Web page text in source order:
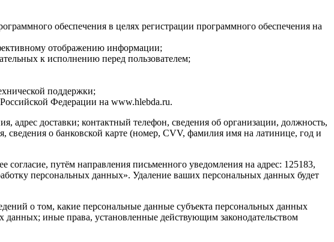
обеспечения в целях регистрации программного обеспечения на
отображению информации;
к исполнению перед пользователем;
поддержки;
Федерации на www.hlebda.ru.
адрес доставки; контактный телефон, сведения об организации, должность,
сведения о банковской карте (номер, CVV, фамилия имя на латинице, год и
путём направления письменного уведомления на адрес: 125183,
персональных данных». Удаление ваших персональных данных будет
о том, какие персональные данные субъекта персональных данных
данных; иные права, установленные действующим законодательством